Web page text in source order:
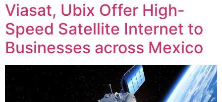
Viasat, Ubix Offer High-
Speed Satellite Internet to
Businesses across Mexico